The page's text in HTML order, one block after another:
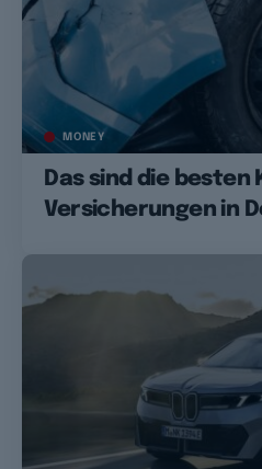
MONEY
Das sind die besten
Versicherungen in